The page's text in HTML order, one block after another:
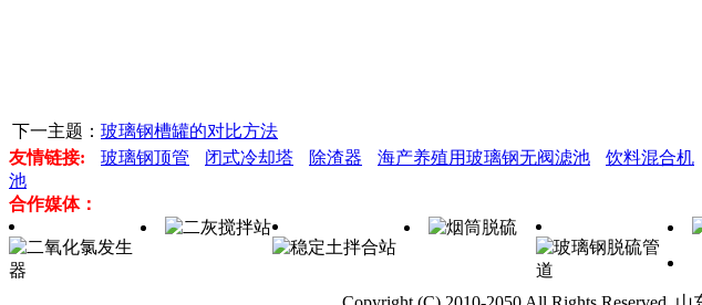
下一主题： 玻璃钢槽罐的对比方法
友情链接:
玻璃钢顶管 闭式冷却塔 除渣器 海产养殖用玻璃钢无阀滤池 饮料混合机
池
合作媒体：